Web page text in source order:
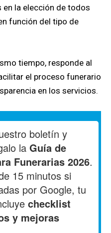
la elección de todos
función del tipo de
tiempo, responde al
el proceso funerario
en los servicios.